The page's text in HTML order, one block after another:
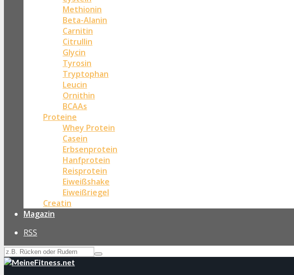
Methionin
Beta-Alanin
Carnitin
Citrullin
Glycin
Tyrosin
Tryptophan
Leucin
Ornithin
BCAAs
Proteine
Whey Protein
Casein
Erbsenprotein
Hanfprotein
Reisprotein
Eiweißshake
Eiweißriegel
Creatin
Magazin
RSS